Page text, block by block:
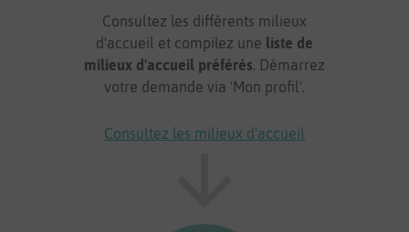
Consultez les différents milieux
d'accueil et compilez une
liste de
milieux d'accueil préférés . Démarrez
votre demande via 'Mon profil'.
Consultez les milieux d'accueil